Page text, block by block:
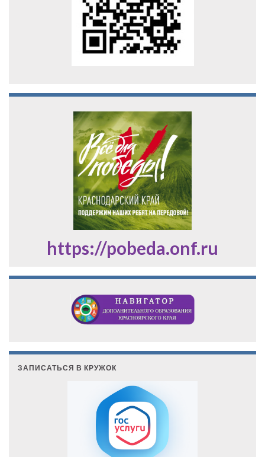
https://pobeda.onf.ru
ЗАПИСАТЬСЯ В КРУЖОК